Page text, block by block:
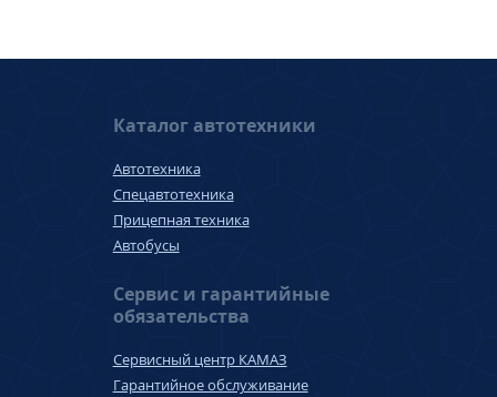
Каталог автотехники
Автотехника
Спецавтотехника
Прицепная техника
Автобусы
Сервис и гарантийные
обязательства
Сервисный центр КАМАЗ
Гарантийное обслуживание